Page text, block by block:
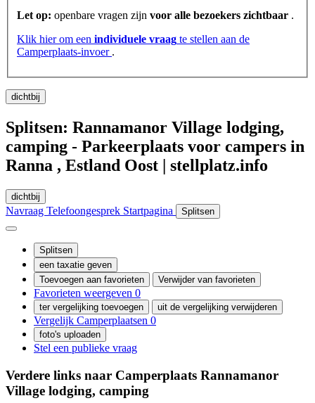
Let op: openbare vragen zijn voor alle bezoekers zichtbaar .
Klik hier om een ​​individuele vraag te stellen aan de
Camperplaats-invoer .
dichtbij
Splitsen: Rannamanor Village lodging,
camping - Parkeerplaats voor campers in
Ranna , Estland Oost | stellplatz.info
dichtbij
Navraag Telefoongesprek Startpagina Splitsen
Splitsen
een taxatie geven
Toevoegen aan favorieten
Verwijder van favorieten
Favorieten weergeven 0
ter vergelijking toevoegen uit de vergelijking verwijderen
Vergelijk Camperplaatsen 0
foto's uploaden
Stel een publieke vraag
Verdere links naar Camperplaats Rannamanor
Village lodging, camping